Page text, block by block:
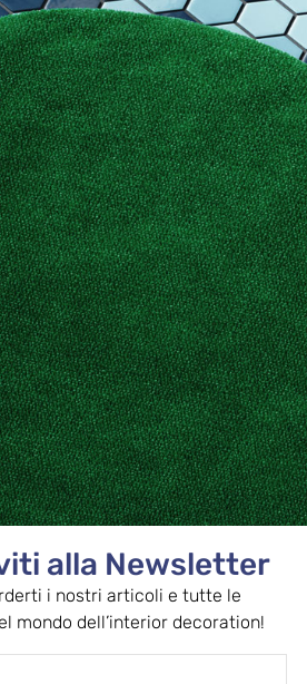
con
Contatti
newsletter per ricevere tutti gli ultimi
aggiornamenti
alla Newsletter
i nostri articoli e tutte le
mondo dell’interior decoration!